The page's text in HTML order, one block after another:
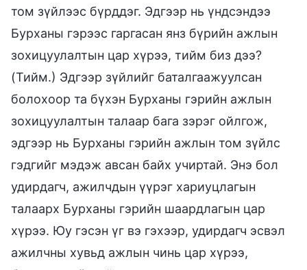
том зүйлээс бүрддэг. Эдгээр нь үндсэндээ
Бурханы гэрээс гаргасан янз бүрийн ажлын
зохицуулалтын цар хүрээ, тийм биз дээ?
(Тийм.) Эдгээр зүйлийг баталгаажуулсан
болохоор та бүхэн Бурханы гэрийн ажлын
зохицуулалтын талаар бага зэрэг ойлгож,
эдгээр нь Бурханы гэрийн ажлын том зүйлс
гэдгийг мэдэж авсан байх учиртай. Энэ бол
удирдагч, ажилчдын үүрэг хариуцлагын
талаарх Бурханы гэрийн шаардлагын цар
хүрээ. Юу гэсэн үг вэ гэхээр, удирдагч эсвэл
ажилчны хувьд ажлын чинь цар хүрээ,